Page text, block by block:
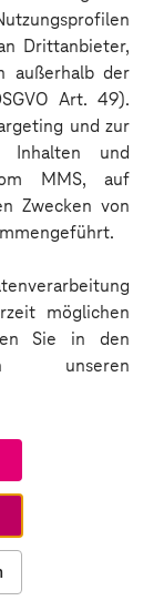
Drittanbieter,
außerhalb der
Art. 49).
und zur
Inhalten und
MMS, auf
Zwecken von
möglichen
Sie in den
unseren